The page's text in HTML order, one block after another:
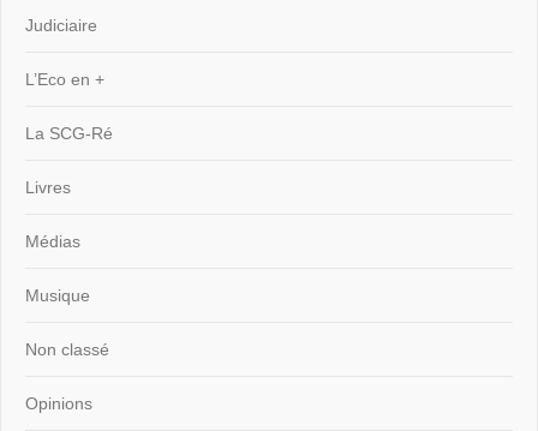
Judiciaire
L’Eco en +
La SCG-Ré
Livres
Médias
Musique
Non classé
Opinions